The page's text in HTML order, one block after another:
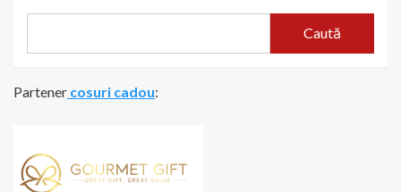
Caută
Partener cosuri cadou: